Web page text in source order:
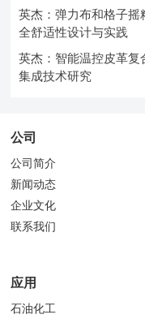
英杰：弹力布和格子
全舒适性设计与实践
英杰：智能温控皮革
集成技术研究
公司
公司简介
新闻动态
企业文化
联系我们
应用
石油化工